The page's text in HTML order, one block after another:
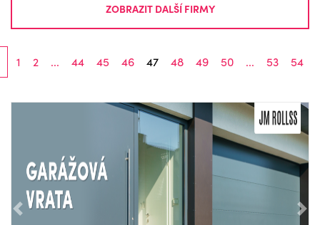
ZOBRAZIT DALŠÍ FIRMY
1 2 ... 44 45 46 47 48 49 50 ... 53 54
Předchozí